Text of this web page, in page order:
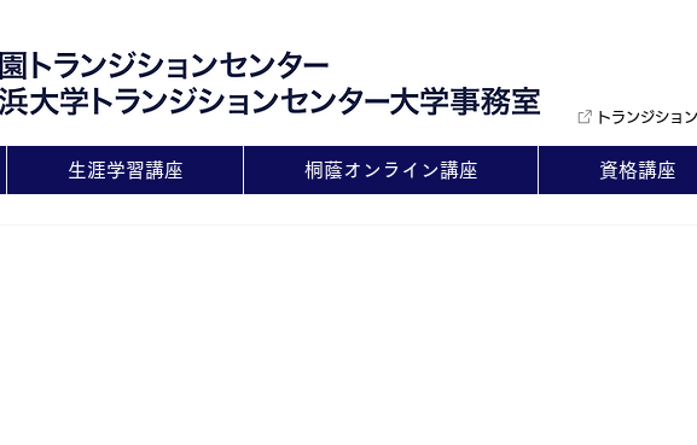
トランジショ
生涯学習講座 桐蔭オンライン講座 資格講座